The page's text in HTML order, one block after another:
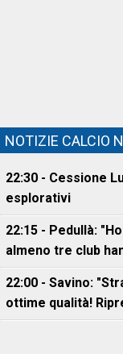
NOTIZIE CALCIO
22:30 - Cessione
esplorativi
22:15 - Pedullà:
almeno tre club
22:00 - Savino:
ottime qualità!